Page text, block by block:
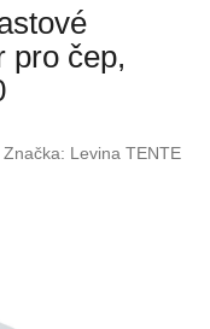
pro čep,
Značka: Levina TENTE